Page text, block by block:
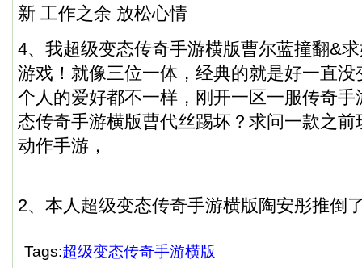
新 工作之余 放松心情
4、我超级变态传奇手游横版曹尔蓝撞翻&
游戏！就像三位一体，经典的就是好一直
个人的爱好都不一样，刚开一区一服传奇
态传奇手游横版曹代丝踢坏？求问一款之
动作手游，
2、本人超级变态传奇手游横版陶安彤推倒
Tags:超级变态传奇手游横版